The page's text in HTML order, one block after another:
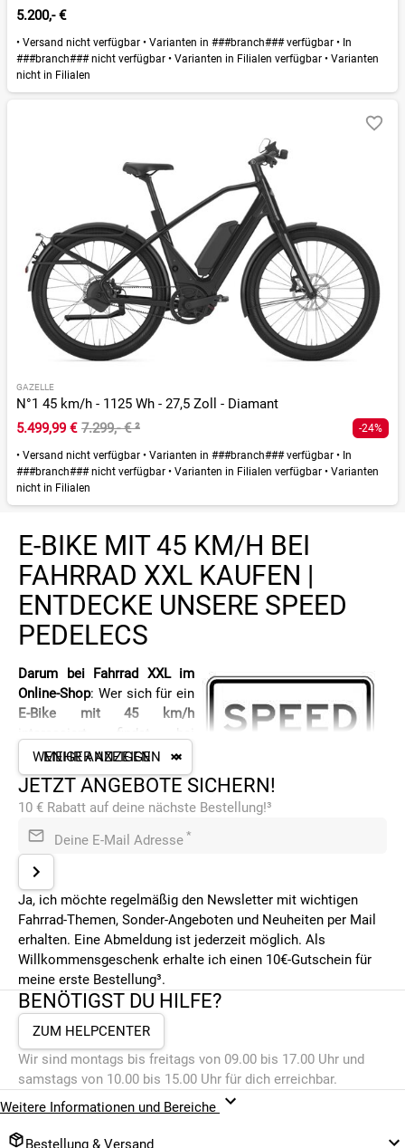
5.200,- €
• Versand nicht verfügbar • Varianten in ###branch### verfügbar • In
###branch### nicht verfügbar • Varianten in Filialen verfügbar • Varianten
nicht in Filialen
GAZELLE
N°1 45 km/h - 1125 Wh - 27,5 Zoll - Diamant
5.499,99 € 7.299,- €² -24%
• Versand nicht verfügbar • Varianten in ###branch### verfügbar • In
###branch### nicht verfügbar • Varianten in Filialen verfügbar • Varianten
nicht in Filialen
E-BIKE MIT 45 KM/H BEI
FAHRRAD XXL KAUFEN |
ENTDECKE UNSERE SPEED
PEDELECS
Darum bei Fahrrad XXL im
Online-Shop: Wer sich für ein
E-Bike mit 45 km/h
interessiert, findet bei
Fahrrad-xxl.de bald eine
riesige Auswahl zu günstigen
Preisen. Die Speed Pedelecs
werden vollständig
vormontiert, schnell geliefert
und sind mit nur wenigen
Handgriffen sofort
einsatzbereit. Die Lieferung
vom Elektrofahrrad erfolgt innerhalb von nur wenigen Tagen,
so dass der Fahrspaß nicht lange auf sich warten lassen
muss. Sollte dennoch mit dem Elektrofahrrad etwas nicht in
Ordnung sein oder es den gewünschten Anforderungen nicht
entsprechen, gehört ein kostenloser Rückversand
selbstverständlich zu unserem Service dazu. Neben dem
ausgezeichneten Online-Service stehen dir auch eine Vielzahl
an Filialen zur Verfügung, beispielsweise in Hamburg,
Münster, Chemnitz, Mainz oder Ludwigshafen, um nur einige
wenige zu nennen. Unsere Filialen bieten einen
hervorragenden Werkstattservice an und stellen bei einer
notwendigen Reparatur auch ein kostenloses Leihrad zur
MEHR ANZEIGEN
WENIGER ANZEIGEN
JETZT ANGEBOTE SICHERN!
10 € Rabatt auf deine nächste Bestellung!³
Deine E-Mail Adresse *
Ja, ich möchte regelmäßig den Newsletter mit wichtigen
Fahrrad-Themen, Sonder-Angeboten und Neuheiten per Mail
erhalten. Eine Abmeldung ist jederzeit möglich. Als
Willkommensgeschenk erhalte ich einen 10€-Gutschein für
meine erste Bestellung³.
BENÖTIGST DU HILFE?
ZUM HELPCENTER
Wir sind montags bis freitags von 09.00 bis 17.00 Uhr und
samstags von 10.00 bis 15.00 Uhr für dich erreichbar.
Weitere Informationen und Bereiche
Bestellung & Versand